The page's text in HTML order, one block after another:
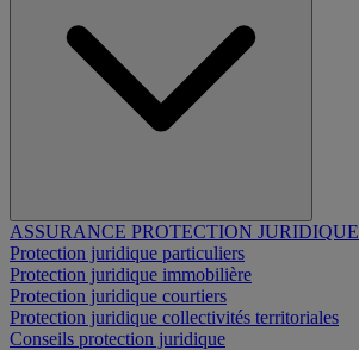
ASSURANCE PROTECTION JURIDIQUE
Protection juridique particuliers
Protection juridique immobilière
Protection juridique courtiers
Protection juridique collectivités territoriales
Conseils protection juridique